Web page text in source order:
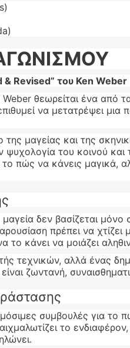
Revised” του Ken Weber
θεωρείται ένα από
να μετατρέψει μια
μαγείας και της
ψυχολογία του κοινού και
πώς να κάνεις μαγικά,
δεν βασίζεται
πρέπει να χτίζει
το κάνει να μοιάζει
τεχνικών, αλλά ένας
ζωντανή,
συμβουλές για το
το